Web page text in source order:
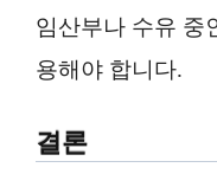
임산부나 수유 중
용해야 합니다.
결론